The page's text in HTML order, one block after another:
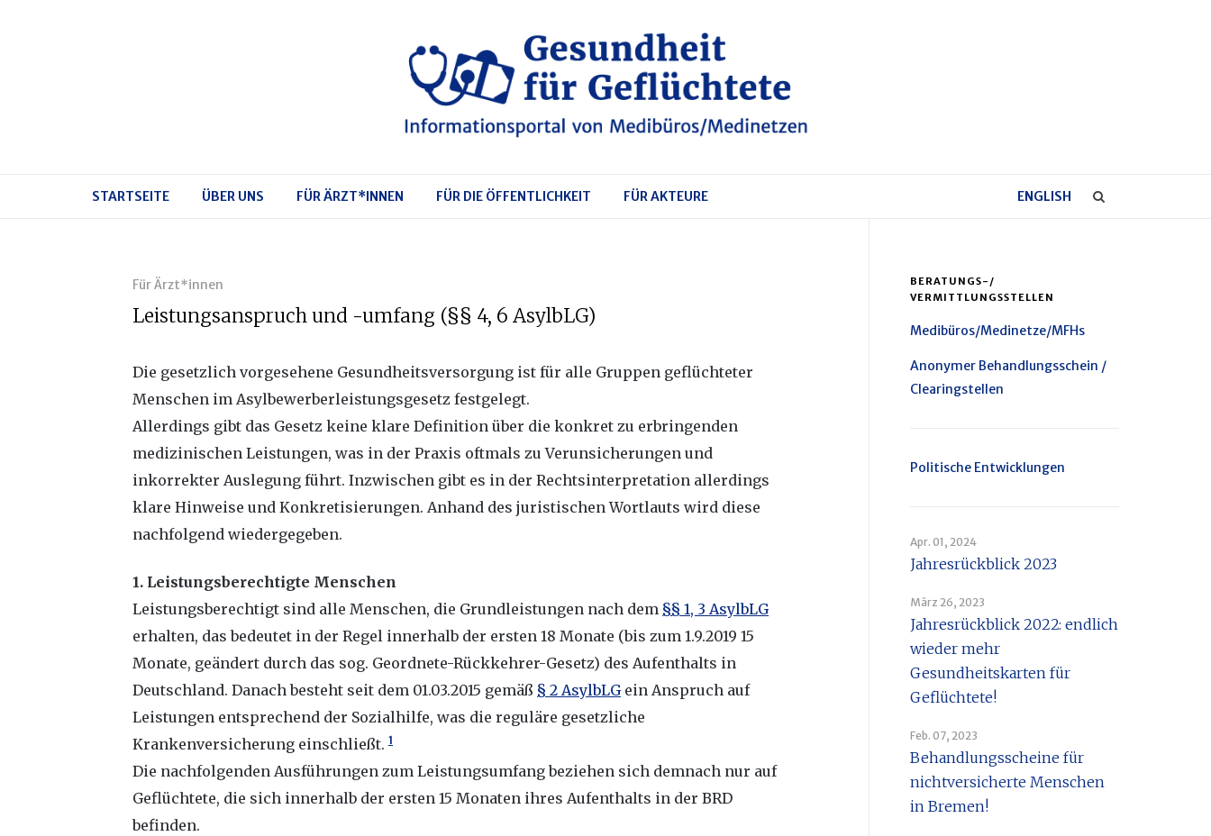
STARTSEITE ÜBER UNS FÜR ÄRZT*INNEN FÜR DIE ÖFFENTLICHKEIT FÜR AKTEURE ENGLISH
Für Ärzt*innen
Leistungsanspruch und -umfang (§§ 4, 6 AsylbLG)
Die gesetzlich vorgesehene Gesundheitsversorgung ist für alle Gruppen geflüchteter
Menschen im Asylbewerberleistungsgesetz festgelegt.
Allerdings gibt das Gesetz keine klare Definition über die konkret zu erbringenden
medizinischen Leistungen, was in der Praxis oftmals zu Verunsicherungen und
inkorrekter Auslegung führt. Inzwischen gibt es in der Rechtsinterpretation allerdings
klare Hinweise und Konkretisierungen. Anhand des juristischen Wortlauts wird diese
nachfolgend wiedergegeben.
1. Leistungsberechtigte Menschen
Leistungsberechtigt sind alle Menschen, die Grundleistungen nach dem §§ 1, 3 AsylbLG
erhalten, das bedeutet in der Regel innerhalb der ersten 18 Monate (bis zum 1.9.2019 15
Monate, geändert durch das sog. Geordnete-Rückkehrer-Gesetz) des Aufenthalts in
Deutschland. Danach besteht seit dem 01.03.2015 gemäß § 2 AsylbLGein Anspruch auf
Leistungen entsprechend der Sozialhilfe, was die reguläre gesetzliche
Krankenversicherung einschließt. 1
Die nachfolgenden Ausführungen zum Leistungsumfang beziehen sich demnach nur auf
Geflüchtete, die sich innerhalb der ersten 15 Monaten ihres Aufenthalts in der BRD
befinden.
BERATUNGS-/
VERMITTLUNGSSTELLEN
Medibüros/Medinetze/MFHs
Anonymer Behandlungsschein /
Clearingstellen
Politische Entwicklungen
Apr. 01, 2024
Jahresrückblick 2023
März 26, 2023
Jahresrückblick 2022: endlich
wieder mehr
Gesundheitskarten für
Geflüchtete!
Feb. 07, 2023
Behandlungsscheine für
nichtversicherte Menschen
in Bremen!